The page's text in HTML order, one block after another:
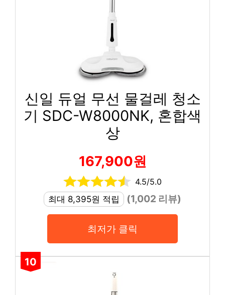
신일 듀얼 무선 물걸레 청소
기 SDC-W8000NK, 혼합색
상
167,900원
4.5/5.0
최대 8,395원 적립
(1,002 리뷰)
최저가 클릭
10